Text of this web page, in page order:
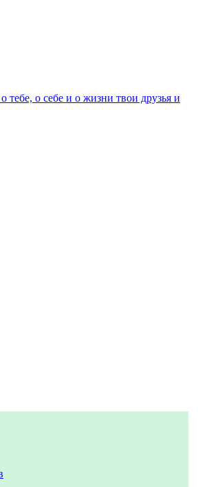
тебе, о себе и о жизни твои друзья и